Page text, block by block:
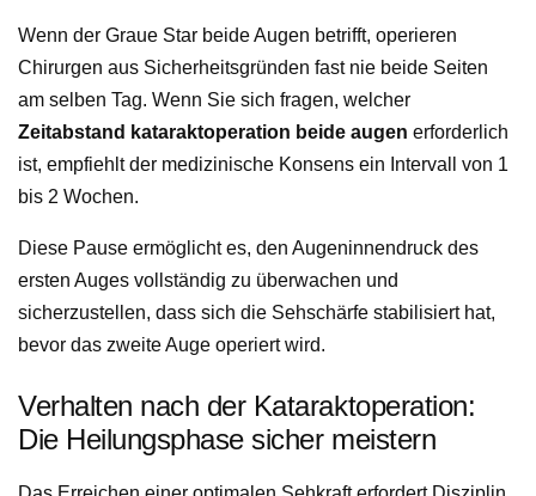
Wenn der Graue Star beide Augen betrifft, operieren
Chirurgen aus Sicherheitsgründen fast nie beide Seiten
am selben Tag. Wenn Sie sich fragen, welcher
Zeitabstand kataraktoperation beide augen erforderlich
ist, empfiehlt der medizinische Konsens ein Intervall von 1
bis 2 Wochen.
Diese Pause ermöglicht es, den Augeninnendruck des
ersten Auges vollständig zu überwachen und
sicherzustellen, dass sich die Sehschärfe stabilisiert hat,
bevor das zweite Auge operiert wird.
Verhalten nach der Kataraktoperation:
Die Heilungsphase sicher meistern